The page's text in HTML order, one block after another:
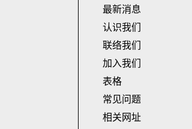
最新消息
认识我们
联络我们
加入我们
表格
常见问题
相关网址